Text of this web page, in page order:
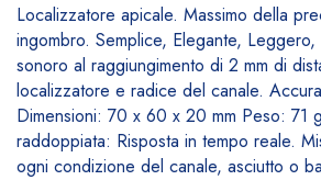
Localizzatore apicale. Massimo della
ingombro. Semplice, Elegante, Leggero,
sonoro al raggiungimento di 2 mm di
localizzatore e radice del canale.
Dimensioni: 70 x 60 x 20 mm Peso: 71
raddoppiata: Risposta in tempo reale.
ogni condizione del canale, asciutto o